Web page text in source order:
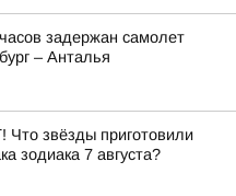
задержан самолет
– Анталья
Что звёзды приготовили
зодиака 7 августа?